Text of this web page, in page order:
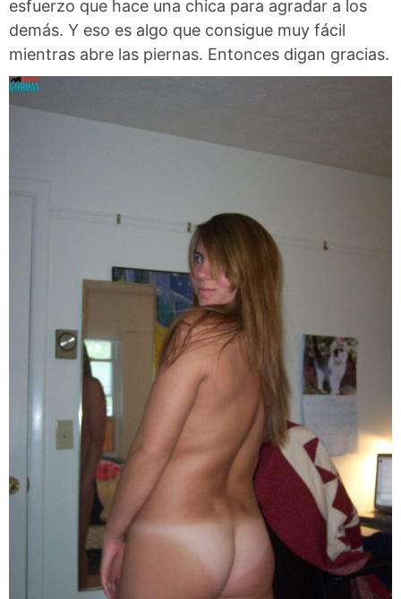
esfuerzo que hace una chica para agradar a los
demás. Y eso es algo que consigue muy fácil
mientras abre las piernas. Entonces digan gracias.